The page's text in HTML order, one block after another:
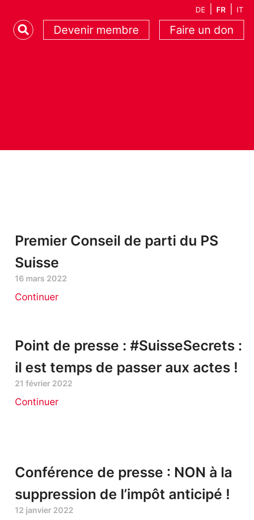
DE FR IT
Devenir membre Faire un don
Premier Conseil de parti du PS
Suisse
16 mars 2022
Continuer
Point de presse : #SuisseSecrets :
il est temps de passer aux actes !
21 février 2022
Continuer
Conférence de presse : NON à la
suppression de l’impôt anticipé !
12 janvier 2022